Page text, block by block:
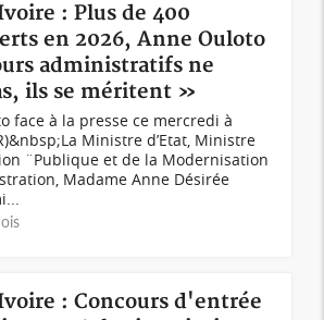
: Plus de 400
en 2026, Anne Ouloto
administratifs ne
ils se méritent »
face à la presse ce mercredi à
Ministre d’Etat, Ministre
¨Publique et de la Modernisation
Madame Anne Désirée
: Concours d'entrée